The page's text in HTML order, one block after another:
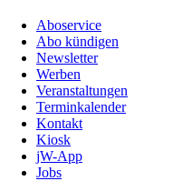
Aboservice
Abo kündigen
Newsletter
Werben
Veranstaltungen
Terminkalender
Kontakt
Kiosk
jW-App
Jobs